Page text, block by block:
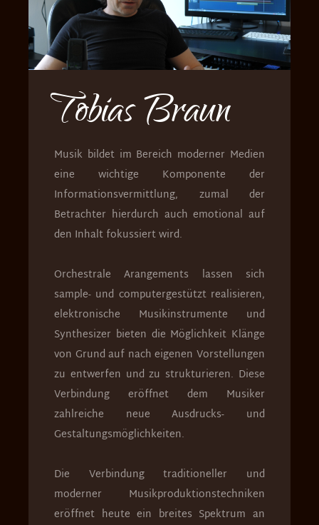
Tobias Braun
Musik bildet im Bereich moderner Medien
eine wichtige Komponente der
Informationsvermittlung, zumal der
Betrachter hierdurch auch emotional auf
den Inhalt fokussiert wird.
Orchestrale Arangements lassen sich
sample- und computergestützt realisieren,
elektronische Musikinstrumente und
Synthesizer bieten die Möglichkeit Klänge
von Grund auf nach eigenen Vorstellungen
zu entwerfen und zu strukturieren. Diese
Verbindung eröffnet dem Musiker
zahlreiche neue Ausdrucks- und
Gestaltungsmöglichkeiten.
Die Verbindung traditioneller und
moderner Musikproduktionstechniken
eröffnet heute ein breites Spektrum an